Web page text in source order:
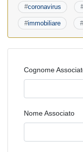
#coronavirus
#immobiliare #
Cognome
Nome Associato